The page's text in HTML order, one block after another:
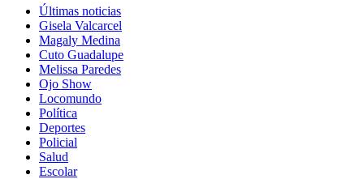
Últimas noticias
Gisela Valcarcel
Magaly Medina
Cuto Guadalupe
Melissa Paredes
Ojo Show
Locomundo
Política
Deportes
Policial
Salud
Escolar